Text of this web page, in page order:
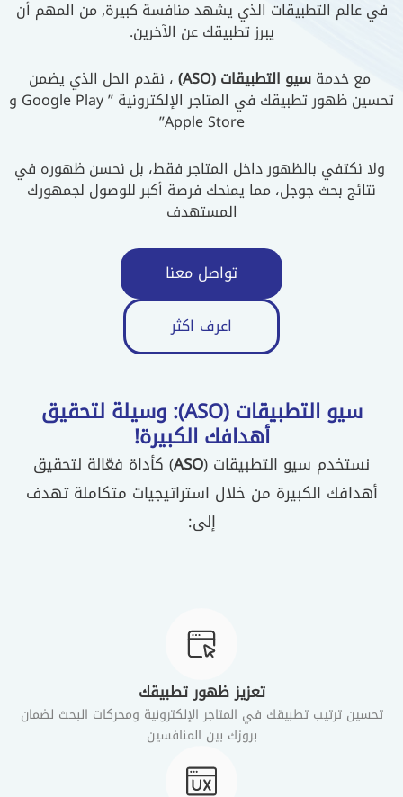
في عالم التطبيقات الذي يشهد منافسة كبيرة, من المهم أن
يبرز تطبيقك عن الآخرين.
مع خدمةسيو التطبيقات (ASO) ، نقدم الحل الذي يضمن
تحسين ظهور تطبيقك في المتاجر الإلكترونية ” Google Play و
Apple Store”
ولا نكتفي بالظهور داخل المتاجر فقط، بل نحسن ظهوره في
نتائج بحث جوجل، مما يمنحك فرصة أكبر للوصول لجمهورك
المستهدف
تواصل معنا
اعرف اكثر
سيو التطبيقات (ASO): وسيلة لتحقيق
أهدافك الكبيرة!
نستخدم سيو التطبيقات (ASO) كأداة فعّالة لتحقيق
أهدافك الكبيرة من خلال استراتيجيات متكاملة تهدف
إلى:
تعزيز ظهور تطبيقك
تحسين ترتيب تطبيقك في المتاجر الإلكترونية ومحركات البحث لضمان
بروزك بين المنافسين